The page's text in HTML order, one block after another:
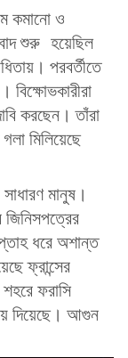
কমানো ও
শুরু হয়েছিল
পরবর্তীতে
করছেন। তাঁরা
মিলিয়েছে
মানুষ।
জিনিসপত্রের
ধরে অশান্ত
ফ্রান্সের
শহরে ফরাসি
দিয়েছে। আগুন